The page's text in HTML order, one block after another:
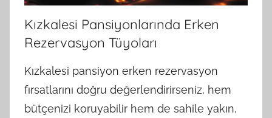
Kızkalesi Pansiyonlarında Erken
Rezervasyon Tüyoları
Kızkalesi pansiyon erken rezervasyon
fırsatlarını doğru değerlendirirseniz, hem
bütçenizi koruyabilir hem de sahile yakın,